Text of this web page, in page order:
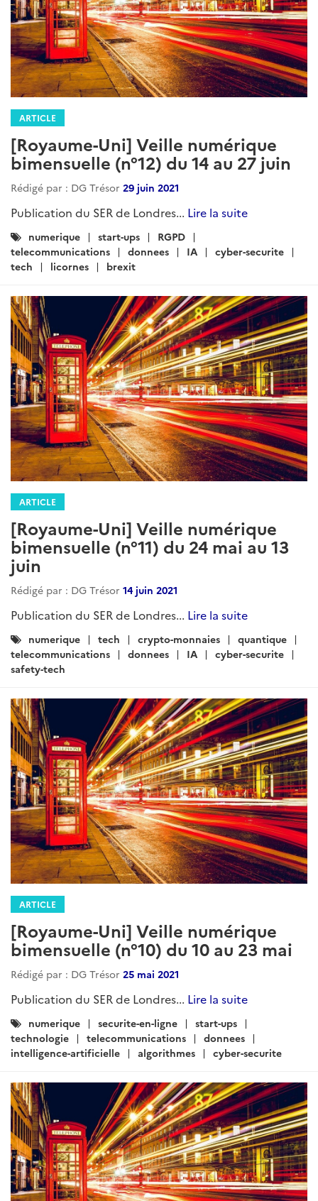
ARTICLE
[Royaume-Uni] Veille numérique
bimensuelle (n°12) du 14 au 27 juin
Rédigé par : DG Trésor 29 juin 2021
Publication du SER de Londres... Lire la suite
Catégories
:
numerique start-ups
RGPD
telecommunications
donnees IA
cyber-securite
tech
licornes brexit
ARTICLE
[Royaume-Uni] Veille numérique
bimensuelle (n°11) du 24 mai au 13
juin
Rédigé par : DG Trésor 14 juin 2021
Publication du SER de Londres... Lire la suite
Catégories
:
numerique tech crypto-monnaies
quantique
telecommunications
donnees IA
cyber-securite
safety-tech
ARTICLE
[Royaume-Uni] Veille numérique
bimensuelle (n°10) du 10 au 23 mai
Rédigé par : DG Trésor 25 mai 2021
Publication du SER de Londres... Lire la suite
Catégories
:
numerique securite-en-ligne
start-ups
technologie
telecommunications
donnees
intelligence-artificielle
algorithmes cyber-securite